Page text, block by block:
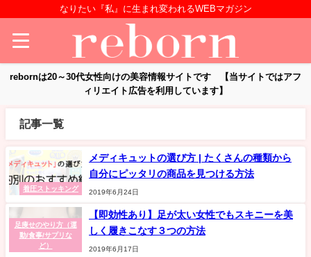
なりたい『私』に生まれ変われるWEBマガジン
rebornは20～30代女性向けの美容情報サイトです 【当サイトではアフ
ィリエイト広告を利用しています】
記事一覧
着圧ストッキング
メディキュットの選び方 | たくさんの種類から
自分にピッタリの商品を見つける方法
2019年6月24日
足痩せのやり方（運
動/食事/サプリな
ど）
【即効性あり】足が太い女性でもスキニーを美
しく履きこなす３つの方法
2019年6月17日